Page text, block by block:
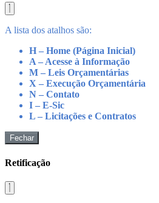
A lista dos atalhos são:
H – Home (Página Inicial)
A – Acesse à Informação
M – Leis Orçamentárias
X – Execução Orçamentária
N – Contato
I – E-Sic
L – Licitações e Contratos
Fechar
Retificação